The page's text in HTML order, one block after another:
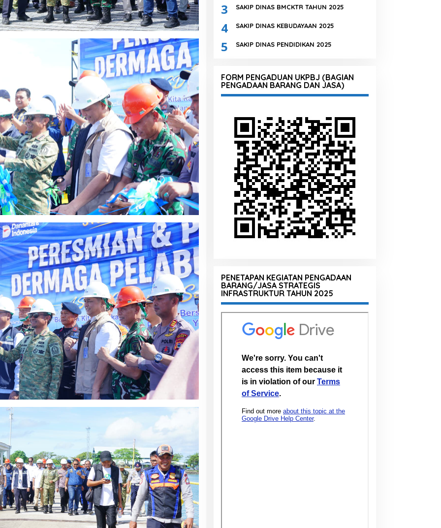
3 SAKIP DINAS BMCKTR TAHUN 2025
4 SAKIP DINAS KEBUDAYAAN 2025
5 SAKIP DINAS PENDIDIKAN 2025
FORM PENGADUAN UKPBJ (BAGIAN
PENGADAAN BARANG DAN JASA)
PENETAPAN KEGIATAN PENGADAAN
BARANG/JASA STRATEGIS
INFRASTRUKTUR TAHUN 2025